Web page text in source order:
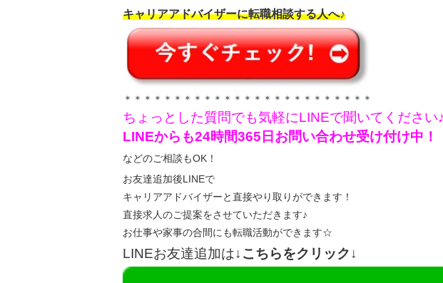
キャリアアドバイザーに転職相談する人へ♪
＊＊＊＊＊＊＊＊＊＊＊＊＊＊＊＊＊＊＊＊＊＊＊＊＊
ちょっとした質問でも気軽にLINEで聞いてください♪
LINEからも24時間365日お問い合わせ受け付け中！
などのご相談もOK！
お友達追加後LINEで
キャリアアドバイザーと直接やり取りができます！
直接求人のご提案をさせていただきます♪
お仕事や家事の合間にも転職活動ができます☆
LINEお友達追加は↓こちらをクリック↓